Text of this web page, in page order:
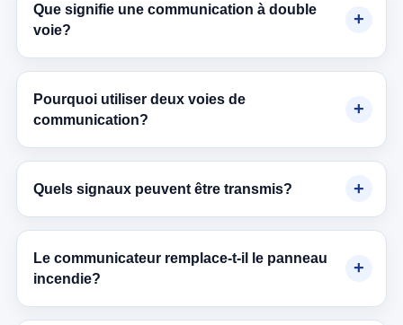
Que signifie une communication à double
voie?
Pourquoi utiliser deux voies de
communication?
Quels signaux peuvent être transmis?
Le communicateur remplace-t-il le panneau
incendie?